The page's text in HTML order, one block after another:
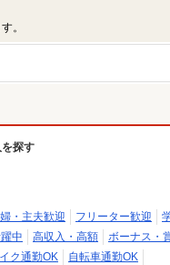
。
探す
・主夫歓迎 フリーター歓迎
中 高収入・高額
ボーナス・
ク通勤OK
自転車通勤OK